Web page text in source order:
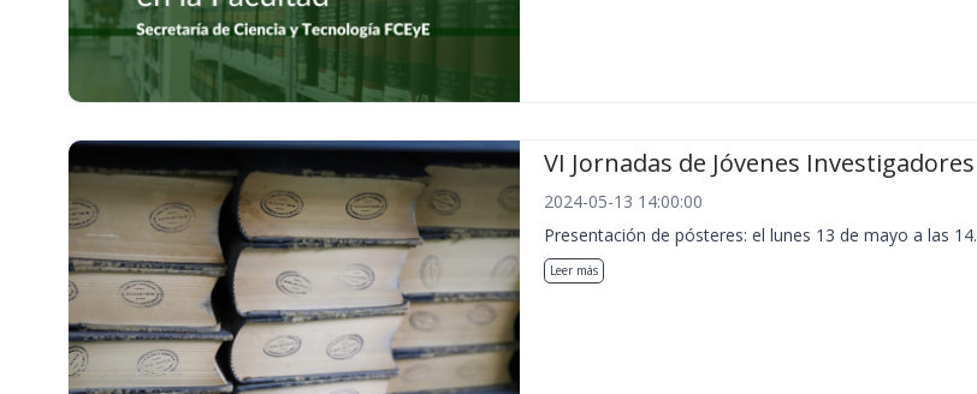
VI Jornadas de Jóvenes Investigadores
2024-05-13 14:00:00
Presentación de pósteres: el lunes 13 de mayo a las 14.
Leer más